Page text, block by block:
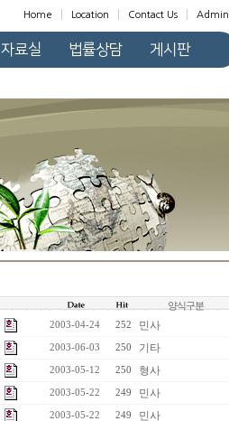
Home Location Contact Us Admin
자료실 법률상담 게시판
양식구분
2003-04-24 252 민사
2003-06-03 250 기타
2003-05-12 250 형사
2003-05-22 249 민사
2003-05-22 249 민사